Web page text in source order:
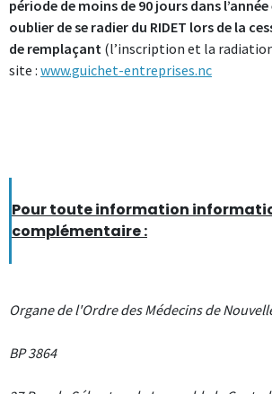
période de moins de 90 jours dans
oublier de se radier du RIDET lors de la
de remplaçant (l’inscription et la
site : www.guichet-entreprises.nc
Pour toute information
complémentaire :
Organe de l'Ordre des Médecins de
BP 3864